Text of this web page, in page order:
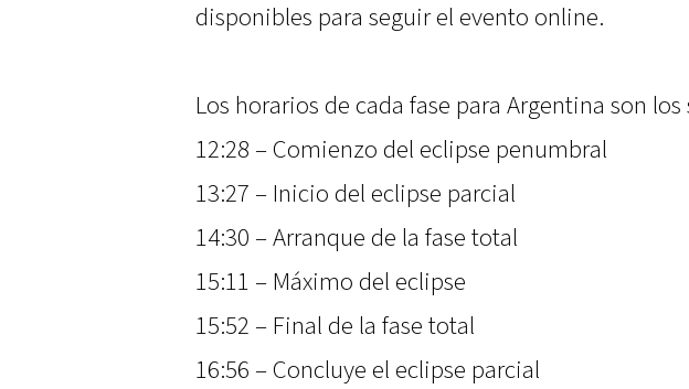
disponibles para seguir el evento online.
Los horarios de cada fase para Argentina son
12:28 – Comienzo del eclipse penumbral
13:27 – Inicio del eclipse parcial
14:30 – Arranque de la fase total
15:11 – Máximo del eclipse
15:52 – Final de la fase total
16:56 – Concluye el eclipse parcial